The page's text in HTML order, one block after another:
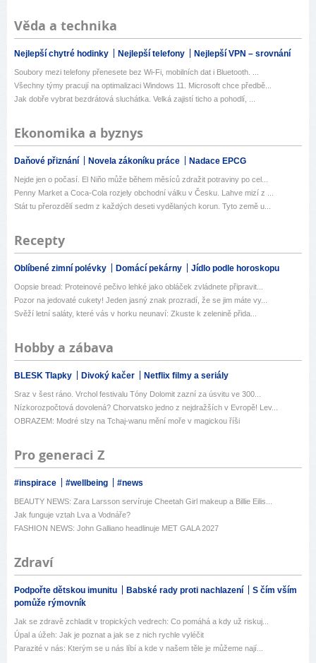
Věda a technika
Nejlepší chytré hodinky Nejlepší telefony Nejlepší VPN – srovnání
Soubory mezi telefony přenesete bez Wi-Fi, mobilních dat i Bluetooth. ...
Všechny týmy pracují na optimalizaci Windows 11. Microsoft chce předbě...
Jak dobře vybrat bezdrátová sluchátka. Velká zajistí ticho a pohodlí, ...
Ekonomika a byznys
Daňové přiznání Novela zákoníku práce Nadace EPCG
Nejde jen o počasí. El Niňo může během měsíců zdražit potraviny po cel...
Penny Market a Coca-Cola rozjely obchodní válku v Česku. Lahve mizí z ...
Stát tu přerozdělí sedm z každých deseti vydělaných korun. Tyto země u...
Recepty
Oblíbené zimní polévky Domácí pekárny Jídlo podle horoskopu
Oopsie bread: Proteinové pečivo lehké jako obláček zvládnete připravit...
Pozor na jedovaté cukety! Jeden jasný znak prozradí, že se jim máte vy...
Svěží letní saláty, které vás v horku neunaví: Zkuste k zelenině přida...
Hobby a zábava
BLESK Tlapky Divoký kačer Netflix filmy a seriály
Sraz v šest ráno. Vrchol festivalu Tóny Dolomit zazní za úsvitu ve 300...
Nízkorozpočtová dovolená? Chorvatsko jedno z nejdražších v Evropě! Lev...
OBRAZEM: Modré slzy na Tchaj-wanu mění moře v magickou říši
Pro generaci Z
#inspirace #wellbeing #news
BEAUTY NEWS: Zara Larsson servíruje Cheetah Girl makeup a Billie Eilis...
Jak funguje vztah Lva a Vodnáře?
FASHION NEWS: John Galliano headlinuje MET GALA 2027
Zdraví
Podpořte dětskou imunitu Babské rady proti nachlazení
S čím vším
pomůže rýmovník
Jak se zdravě zchladit v tropických vedrech: Co pomáhá a kdy už riskuj...
Úpal a úžeh: Jak je poznat a jak se z nich rychle vyléčit
Parazité v nás: Kterým se u nás líbí a kde v našem těle je můžeme nají...